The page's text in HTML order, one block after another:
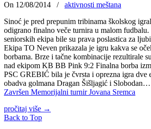
On 12/08/2014 /
aktivnosti meštana
Sinoć je pred prepunim tribinama školskog
odigrano finalno veče turnira u malom
seniorskih ekipa bile su prava poslastica za
Ekipa TO Neven prikazala je igru kakva se
borbama. Brze i tačne kombinacije rezultirale
nad ekipom KB BB Pink 9:2 Finalna borba
PSC GREBIĆ bila je čvrsta i oprezna igra dve
obadva golmana Dragan Šišljagić i Slobodan…
Završen Memorijalni turnir Jovana Sremca
pročitaj više →
Back to Top